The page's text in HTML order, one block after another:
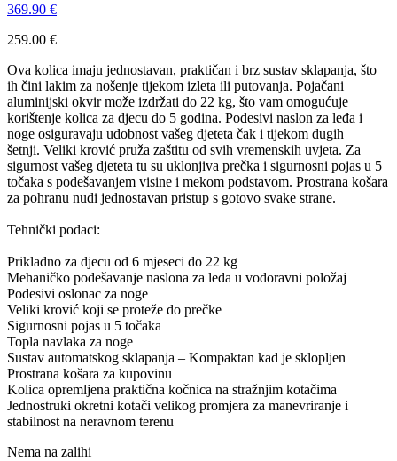
369.90 €
259.00 €
Ova kolica imaju jednostavan, praktičan i brz sustav sklapanja, što
ih čini lakim za nošenje tijekom izleta ili putovanja. Pojačani
aluminijski okvir može izdržati do 22 kg, što vam omogućuje
korištenje kolica za djecu do 5 godina. Podesivi naslon za leđa i
noge osiguravaju udobnost vašeg djeteta čak i tijekom dugih
šetnji. Veliki krović pruža zaštitu od svih vremenskih uvjeta. Za
sigurnost vašeg djeteta tu su uklonjiva prečka i sigurnosni pojas u 5
točaka s podešavanjem visine i mekom podstavom. Prostrana košara
za pohranu nudi jednostavan pristup s gotovo svake strane.
Tehnički podaci:
Prikladno za djecu od 6 mjeseci do 22 kg
Mehaničko podešavanje naslona za leđa u vodoravni položaj
Podesivi oslonac za noge
Veliki krović koji se proteže do prečke
Sigurnosni pojas u 5 točaka
Topla navlaka za noge
Sustav automatskog sklapanja – Kompaktan kad je sklopljen
Prostrana košara za kupovinu
Kolica opremljena praktična kočnica na stražnjim kotačima
Jednostruki okretni kotači velikog promjera za manevriranje i
stabilnost na neravnom terenu
Nema na zalihi